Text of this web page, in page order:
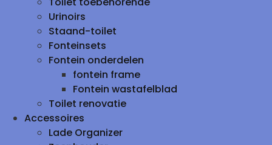
Urinoirs
Staand-toilet
Fonteinsets
Fontein onderdelen
fontein frame
Fontein wastafelblad
Toilet renovatie
Accessoires
Lade Organizer